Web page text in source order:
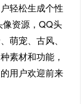
轻松生成个性
像资源，QQ头
萌宠、古风、
素材和功能，
用户欢迎前来